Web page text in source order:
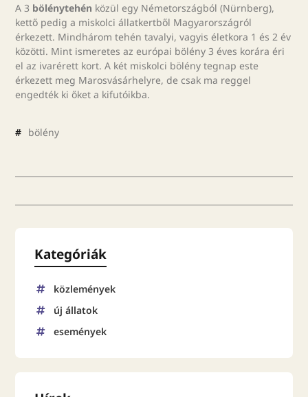
A 3 bölénytehén közül egy Németországból (Nürnberg),
kettő pedig a miskolci állatkertből Magyarországról
érkezett. Mindhárom tehén tavalyi, vagyis életkora 1 és 2 év
közötti. Mint ismeretes az európai bölény 3 éves korára éri
el az ivarérett kort. A két miskolci bölény tegnap este
érkezett meg Marosvásárhelyre, de csak ma reggel
engedték ki őket a kifutóikba.
# bölény
Kategóriák
közlemények
új állatok
események